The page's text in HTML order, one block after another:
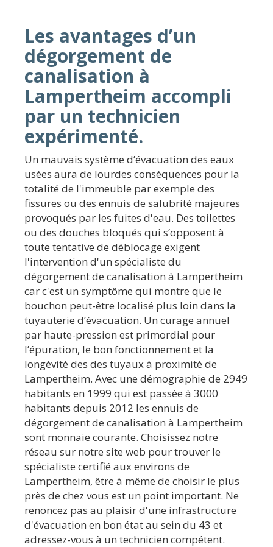
Les avantages d’un
dégorgement de
canalisation à
Lampertheim accompli
par un technicien
expérimenté.
Un mauvais système d’évacuation des eaux
usées aura de lourdes conséquences pour la
totalité de l'immeuble par exemple des
fissures ou des ennuis de salubrité majeures
provoqués par les fuites d'eau. Des toilettes
ou des douches bloqués qui s’opposent à
toute tentative de déblocage exigent
l'intervention d'un spécialiste du
dégorgement de canalisation à Lampertheim
car c'est un symptôme qui montre que le
bouchon peut-être localisé plus loin dans la
tuyauterie d’évacuation. Un curage annuel
par haute-pression est primordial pour
l’épuration, le bon fonctionnement et la
longévité des des tuyaux à proximité de
Lampertheim. Avec une démographie de 2949
habitants en 1999 qui est passée à 3000
habitants depuis 2012 les ennuis de
dégorgement de canalisation à Lampertheim
sont monnaie courante. Choisissez notre
réseau sur notre site web pour trouver le
spécialiste certifié aux environs de
Lampertheim, être à même de choisir le plus
près de chez vous est un point important. Ne
renoncez pas au plaisir d'une infrastructure
d'évacuation en bon état au sein du 43 et
adressez-vous à un technicien compétent.